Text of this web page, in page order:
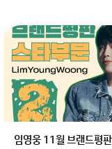
임영웅 11월 브랜드평